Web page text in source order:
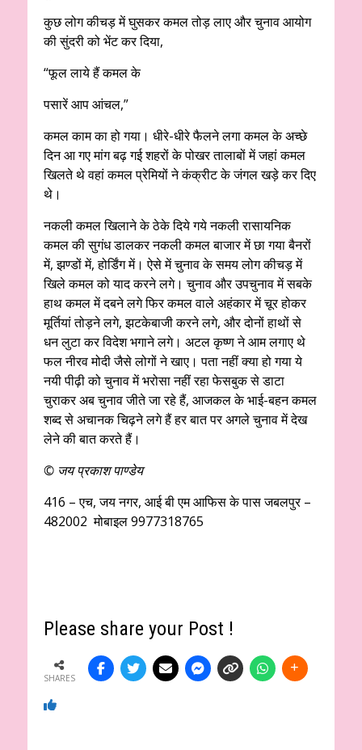
कुछ लोग कीचड़ में घुसकर कमल तोड़ लाए और चुनाव आयोग
की सुंदरी को भेंट कर दिया,
“फूल लाये हैं कमल के
पसारें आप आंचल,”
कमल काम का हो गया। धीरे-धीरे फैलने लगा कमल के अच्छे
दिन आ गए मांग बढ़ गई शहरों के पोखर तालाबों में जहां कमल
खिलते थे वहां कमल प्रेमियों ने कंक्रीट के जंगल खड़े कर दिए
थे।
नकली कमल खिलाने के ठेके दिये गये नकली रासायनिक
कमल की सुगंध डालकर नकली कमल बाजार में छा गया बैनरों
में, झण्डों में, होर्डिंग में। ऐसे में चुनाव के समय लोग कीचड़ में
खिले कमल को याद करने लगे। चुनाव और उपचुनाव में सबके
हाथ कमल में दबने लगे फिर कमल वाले अहंकार में चूर होकर
मूर्तियां तोड़ने लगे, झटकेबाजी करने लगे, और दोनों हाथों से
धन लुटा कर विदेश भगाने लगे। अटल कृष्ण ने आम लगाए थे
फल नीरव मोदी जैसे लोगों ने खाए। पता नहीं क्या हो गया ये
नयी पीढ़ी को चुनाव में भरोसा नहीं रहा फेसबुक से डाटा
चुराकर अब चुनाव जीते जा रहे हैं, आजकल के भाई-बहन कमल
शब्द से अचानक चिढ़ने लगे हैं हर बात पर अगले चुनाव में देख
लेने की बात करते हैं।
© जय प्रकाश पाण्डेय
416 – एच, जय नगर, आई बी एम आफिस के पास जबलपुर –
482002 मोबाइल 9977318765
Please share your Post !
SHARES